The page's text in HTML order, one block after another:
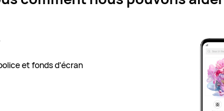
et fonds d'écran